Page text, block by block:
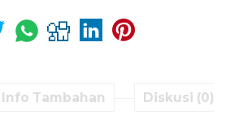
Info Tambahan Diskusi (0)